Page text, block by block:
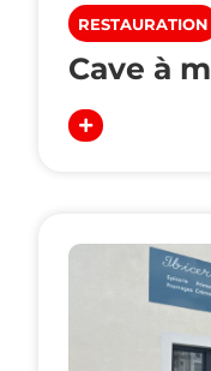
RESTAURATION
Cave à